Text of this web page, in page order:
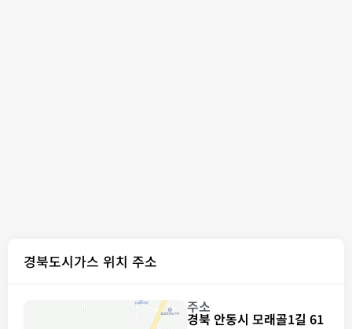
경북도시가스 위치 주소
주소
경북 안동시 모래골1길 61